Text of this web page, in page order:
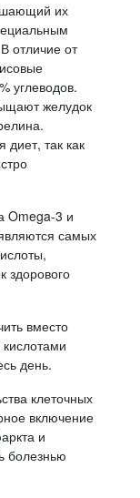
их
отличие от
углеводов.
желудок
так как
Omega-3 и
самых
здорового
вместо
день.
клеточных
включение
и
болезнью